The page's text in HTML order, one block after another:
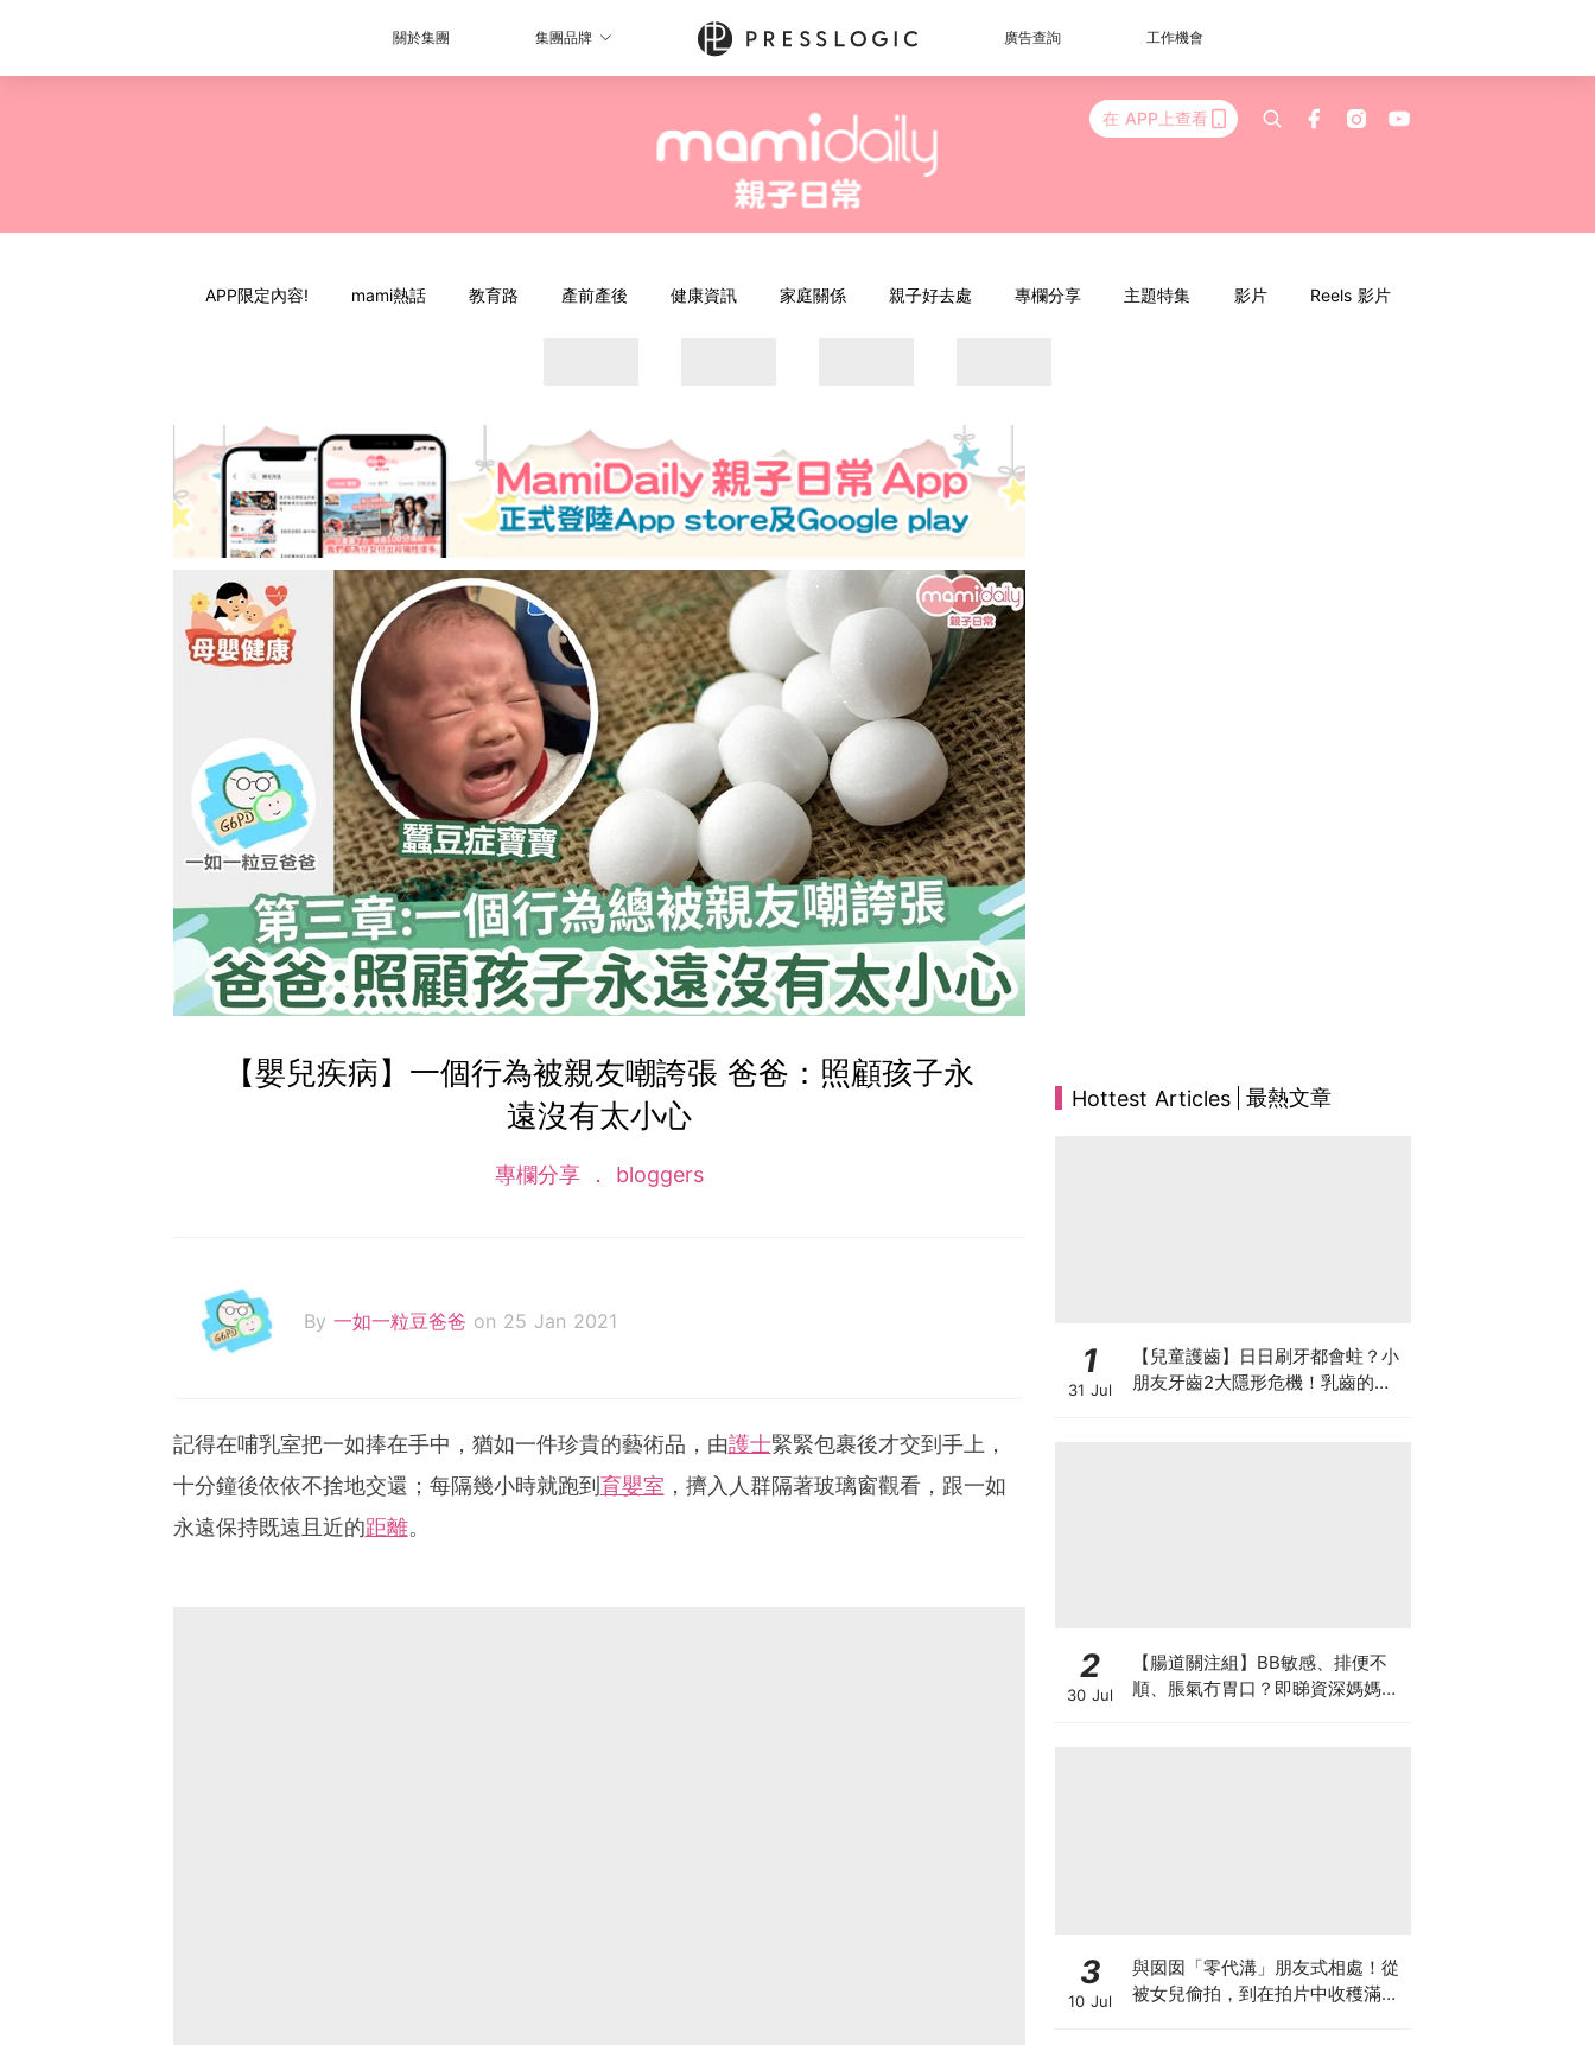
關於集團 集團品牌 廣告查詢 工作機會
在 APP上查看
APP限定內容! mami熱話 教育路 產前產後 健康資訊 家庭關係 親子好去處 專欄分享 主題特集 影片 Reels 影片
【嬰兒疾病】一個行為被親友嘲誇張 爸爸：照顧孩子永
遠沒有太小心
專欄分享 bloggers
By 一如一粒豆爸爸 on 25 Jan 2021
記得在哺乳室把一如捧在手中，猶如一件珍貴的藝術品，由護士緊緊包裹後才交到手上，
十分鐘後依依不捨地交還；每隔幾小時就跑到 育嬰室 ，擠入人群隔著玻璃窗觀看，跟一如
永遠保持既遠且近的距離。
Hottest Articles 最熱文章
1
31 Jul
【兒童護齒】日日刷牙都會蛀？小
朋友牙齒2大隱形危機！乳齒的琺
2
30 Jul
【腸道關注組】BB敏感、排便不
順、脹氣冇胃口？即睇資深媽媽分
3
10 Jul
與囡囡「零代溝」朋友式相處！從
被女兒偷拍，到在拍片中收穫滿足